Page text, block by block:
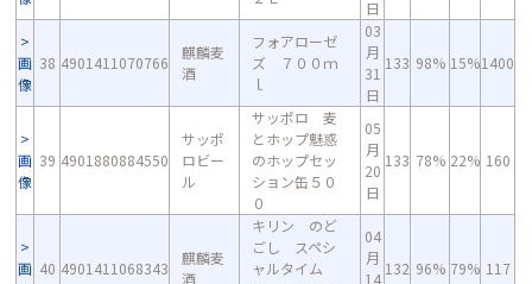
日
画
像
38 4901411070766
麒麟麦
酒
フォアローゼ
ズ ７００ｍ
ｌ
03
月
31
日
133 98% 15%1400
画
像
39 4901880884550
サッポ
ロビー
ル
サッポロ 麦
とホップ魅惑
のホップセッ
ション缶５０
０
05
月
20
日
133 78% 22% 160
画 40 4901411068343
麒麟麦
酒
キリン のど
ごし スペシ
ャルタイム
04
月
14
132 96% 79% 117